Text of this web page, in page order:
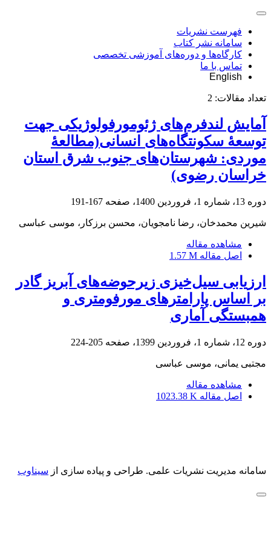
فهرست نشریات
سامانه نشر کتاب
کارگاه‌ها و دوره‌های آموزشی تخصصی
تماس با ما
English
تعداد مقالات: 2
آمایش لندفرم‌های ژئومورفولوژیکی جهت
توسعۀ سکونتگاه‌های انسانی(مطالعۀ
موردی: شهرستان‌های جنوب شرق استان
خراسان رضوی)
دوره 13، شماره 1، فروردین 1400، صفحه 167-191
شیرین محمدخان، رضا نامجویان، محسن برزکار، موسی عباسی
مشاهده مقاله
اصل مقاله 1.57 M
ارزیابی سیل‌خیزی زیرحوضه‌های آبریز گادر
بر اساس پارامترهای مورفومتری و
همبستگی آماری
دوره 12، شماره 1، فروردین 1399، صفحه 205-224
مجتبی یمانی، موسی عباسی
مشاهده مقاله
اصل مقاله 1023.38 K
سامانه مدیریت نشریات علمی. طراحی و پیاده سازی از سیناوب